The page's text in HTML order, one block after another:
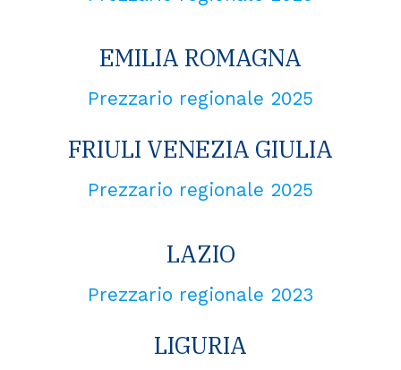
EMILIA ROMAGNA
Prezzario regionale 2025
FRIULI VENEZIA GIULIA
Prezzario regionale 2025
LAZIO
Prezzario regionale 2023
LIGURIA